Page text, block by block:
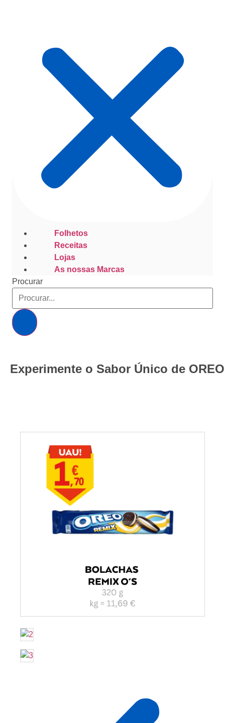
Folhetos
Receitas
Lojas
As nossas Marcas
Procurar
Experimente o Sabor Único de OREO